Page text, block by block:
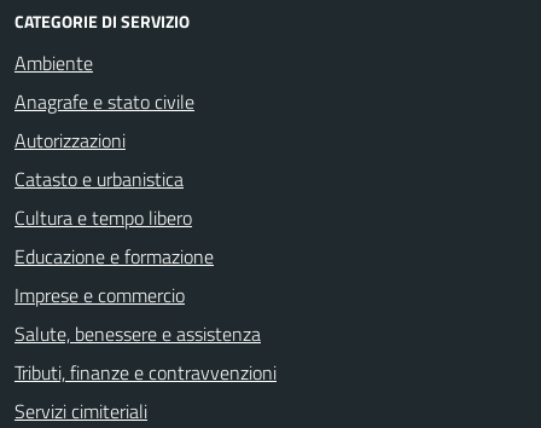
CATEGORIE DI SERVIZIO
Ambiente
Anagrafe e stato civile
Autorizzazioni
Catasto e urbanistica
Cultura e tempo libero
Educazione e formazione
Imprese e commercio
Salute, benessere e assistenza
Tributi, finanze e contravvenzioni
Servizi cimiteriali